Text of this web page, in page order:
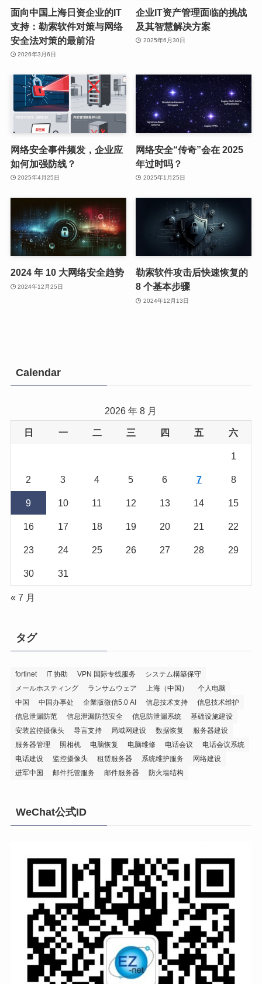
面向中国上海日资企业的IT
支持：勒索软件对策与网络
安全法对策的最前沿
2026年3月6日
企业IT资产管理面临的挑战
及其智慧解决方案
2025年6月30日
网络安全事件频发，企业应
如何加强防线？
2025年4月25日
网络安全“传奇”会在 2025
年过时吗？
2025年1月25日
2024 年 10 大网络安全趋势
2024年12月25日
勒索软件攻击后快速恢复的
8 个基本步骤
2024年12月13日
Calendar
2026 年 8 月
日 一 二 三 四 五 六
1
2 3 4 5 6 7 8
9 10 11 12 13 14 15
16 17 18 19 20 21 22
23 24 25 26 27 28 29
30 31
« 7 月
タグ
fortinet IT 协助 VPN 国际专线服务
システム構築保守
メールホスティング
ランサムウェア 上海（中国）
个人电脑
中国
中国办事处 企業版微信5.0 AI 信息技术支持
信息技术维护
信息泄漏防范
信息泄漏防范安全 信息防泄漏系统
基础设施建设
安装监控摄像头
导言支持 局域网建设 数据恢复
服务器建设
服务器管理
照相机 电脑恢复 电脑维修 电话会议
电话会议系统
电话建设
监控摄像头 租赁服务器 系统维护服务
网络建设
进军中国
邮件托管服务 邮件服务器 防火墙结构
WeChat公式ID